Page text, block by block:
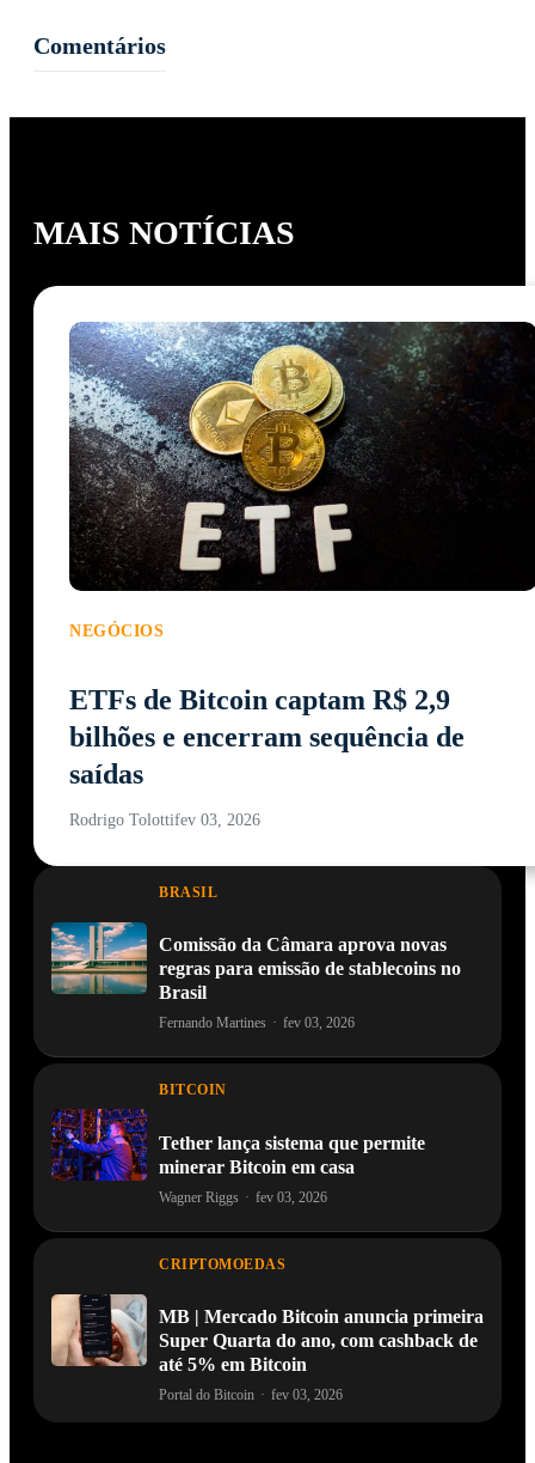
Comentários
MAIS NOTÍCIAS
NEGÓCIOS
ETFs de Bitcoin captam R$ 2,9
bilhões e encerram sequência de
saídas
Rodrigo Tolottifev 03, 2026
BRASIL
Comissão da Câmara aprova novas
regras para emissão de stablecoins no
Brasil
Fernando Martines · fev 03, 2026
BITCOIN
Tether lança sistema que permite
minerar Bitcoin em casa
Wagner Riggs · fev 03, 2026
CRIPTOMOEDAS
MB | Mercado Bitcoin anuncia primeira
Super Quarta do ano, com cashback de
até 5% em Bitcoin
Portal do Bitcoin · fev 03, 2026